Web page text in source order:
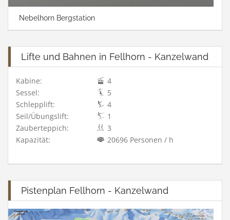
Nebelhorn Bergstation
Lifte und Bahnen in Fellhorn - Kanzelwand
Kabine:
4
Sessel:
5
Schlepplift:
4
Seil/Übungslift:
1
Zauberteppich:
3
Kapazität:
20696 Personen / h
Pistenplan Fellhorn - Kanzelwand